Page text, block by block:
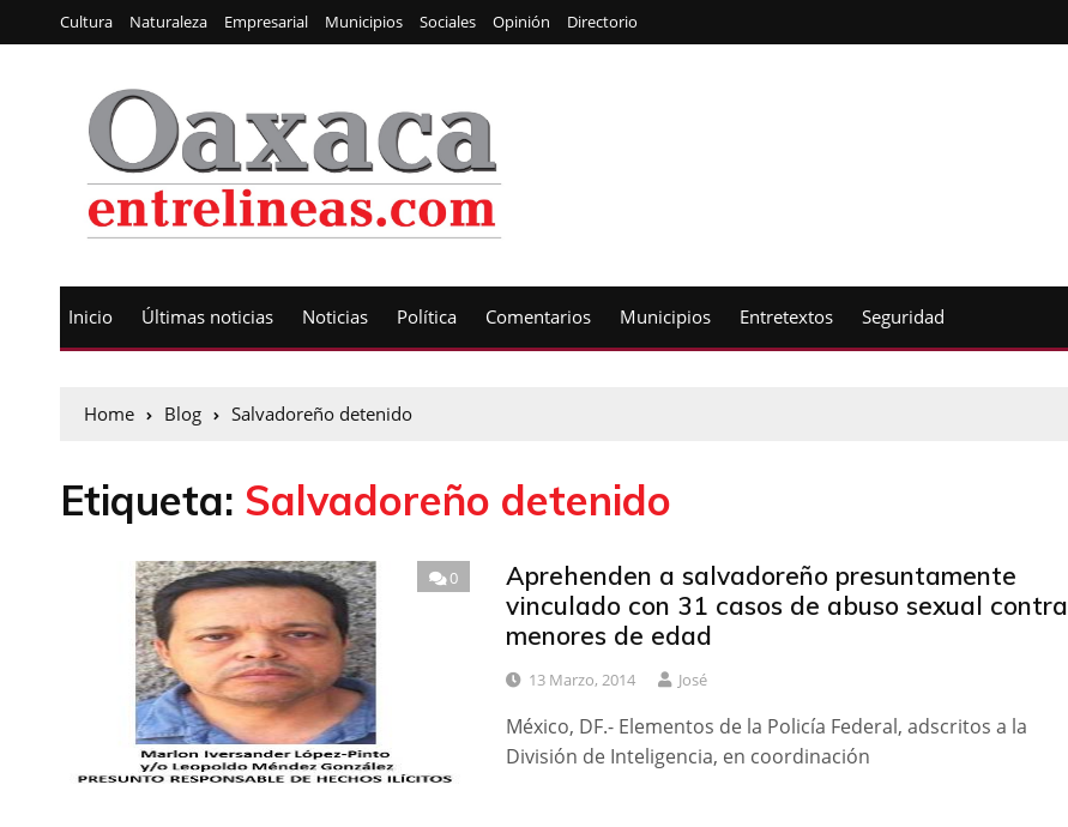
Cultura Naturaleza Empresarial Municipios Sociales Opinión Directorio
Inicio Últimas noticias Noticias Política Comentarios Municipios Entretextos Seguridad
Home Blog Salvadoreño detenido
Etiqueta: Salvadoreño detenido
0
Aprehenden a salvadoreño presuntamente
vinculado con 31 casos de abuso sexual contra
menores de edad
13 Marzo, 2014 José
México, DF.- Elementos de la Policía Federal, adscritos a la
División de Inteligencia, en coordinación